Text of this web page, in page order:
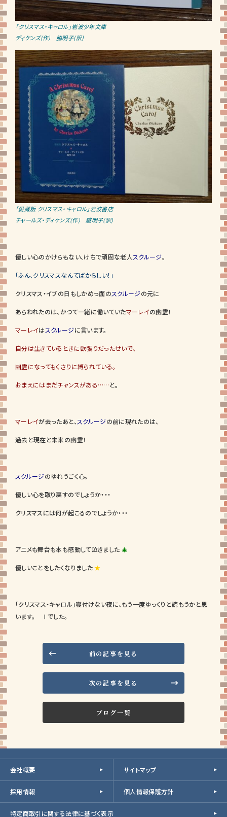
「クリスマス・キャロル」岩波少年文庫
ディケンズ(作) 脇明子(訳)
「愛蔵版 クリスマス・キャロル」岩波書店
チャールズ・ディケンズ(作) 脇明子(訳)
優しい心のかけらもない、けちで頑固な老人スクルージ。
「ふん、クリスマスなんてばからしい！」
クリスマス・イブの日もしかめっ面のスクルージの元に
あらわれたのは、かつて一緒に働いていたマーレイの幽霊！
マーレイはスクルージに言います。
自分は生きているときに欲張りだったせいで、
幽霊になってもくさりに縛られている。
おまえにはまだチャンスがある…… と。
マーレイが去ったあと、 スクルージの前に現れたのは、
過去と現在と未来の幽霊！
スクルージのゆれうごく心。
優しい心を取り戻すのでしょうか・・・
クリスマスには何が起こるのでしょうか・・・
アニメも舞台も本も感動して泣きました 🎄
優しいことをしたくなりました★
「クリスマス・キャロル」寝付けない夜に、もう一度ゆっくりと読もうかと思
います。 Ⅰでした。
前の記事を見る
ブログ一覧
次の記事を見る
会社概要 サイトマップ
採用情報 個人情報保護方針
特定商取引に関する法律に基づく表示